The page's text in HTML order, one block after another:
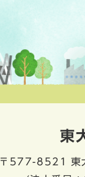
東
〒577-8521
東